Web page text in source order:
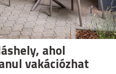
ahol
vakációzhat